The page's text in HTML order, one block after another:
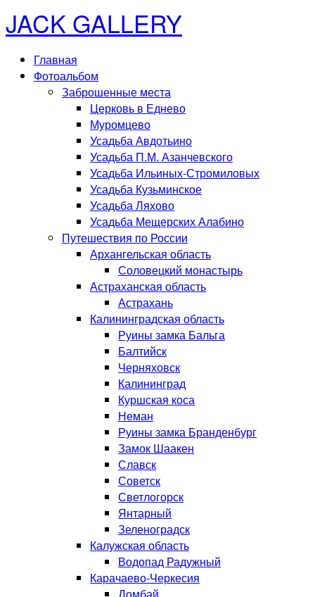
JACK GALLERY
Главная
Фотоальбом
Заброшенные места
Церковь в Еднево
Муромцево
Усадьба Авдотьино
Усадьба П.М. Азанчевского
Усадьба Ильиных-Стромиловых
Усадьба Кузьминское
Усадьба Ляхово
Усадьба Мещерских Алабино
Путешествия по России
Архангельская область
Соловецкий монастырь
Астраханская область
Астрахань
Калининградская область
Руины замка Бальга
Балтийск
Черняховск
Калининград
Куршская коса
Неман
Руины замка Бранденбург
Замок Шаакен
Славск
Советск
Светлогорск
Янтарный
Зеленоградск
Калужская область
Водопад Радужный
Карачаево-Черкесия